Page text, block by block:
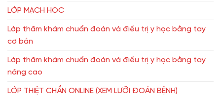
LỚP MẠCH HỌC
Lớp thăm khám chuẩn đoán và điều trị y học bằng tay
cơ bản
Lớp thăm khám chuẩn đoán và điều trị y học bằng tay
nâng cao
LỚP THIỆT CHẨN ONLINE (XEM LƯỠI ĐOÁN BỆNH)